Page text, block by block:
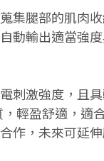
集腿部的肌肉
動輸出適當強
刺激強度，且
輕盈舒適，適
作，未來可延